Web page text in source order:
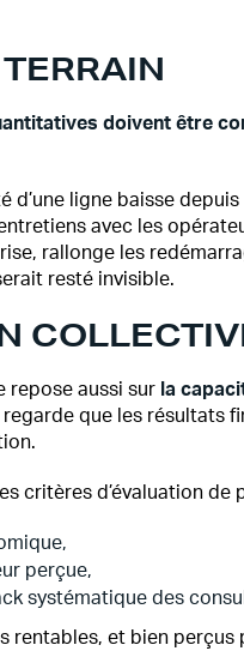
doivent être
d’une ligne baisse
avec les
rallonge les
resté invisible.
repose aussi sur la
que les résultats
critères d’évaluation de
perçue,
systématique des
rentables, et bien